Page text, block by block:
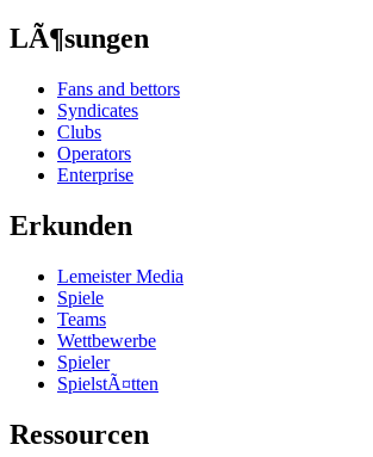
LÃ¶sungen
Fans and bettors
Syndicates
Clubs
Operators
Enterprise
Erkunden
Lemeister Media
Spiele
Teams
Wettbewerbe
Spieler
SpielstÃ¤tten
Ressourcen